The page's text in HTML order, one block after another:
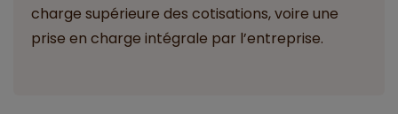
charge supérieure des cotisations, voire une
prise en charge intégrale par l’entreprise.